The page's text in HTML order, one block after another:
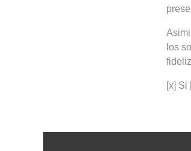
los
[x] Si